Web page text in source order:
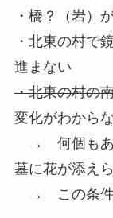
・橋？（岩）
・北東の村で
進まない
・北東の村の
変化がわから
→ 何個もあ
墓に花が添え
→ この条件